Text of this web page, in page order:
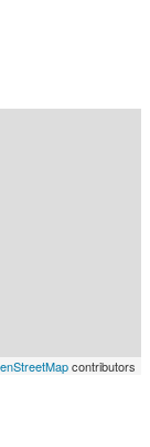
contributors